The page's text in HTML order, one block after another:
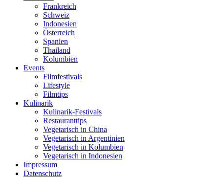
Frankreich
Schweiz
Indonesien
Österreich
Spanien
Thailand
Kolumbien
Events
Filmfestivals
Lifestyle
Filmtips
Kulinarik
Kulinarik-Festivals
Restauranttips
Vegetarisch in China
Vegetarisch in Argentinien
Vegetarisch in Kolumbien
Vegetarisch in Indonesien
Impressum
Datenschutz